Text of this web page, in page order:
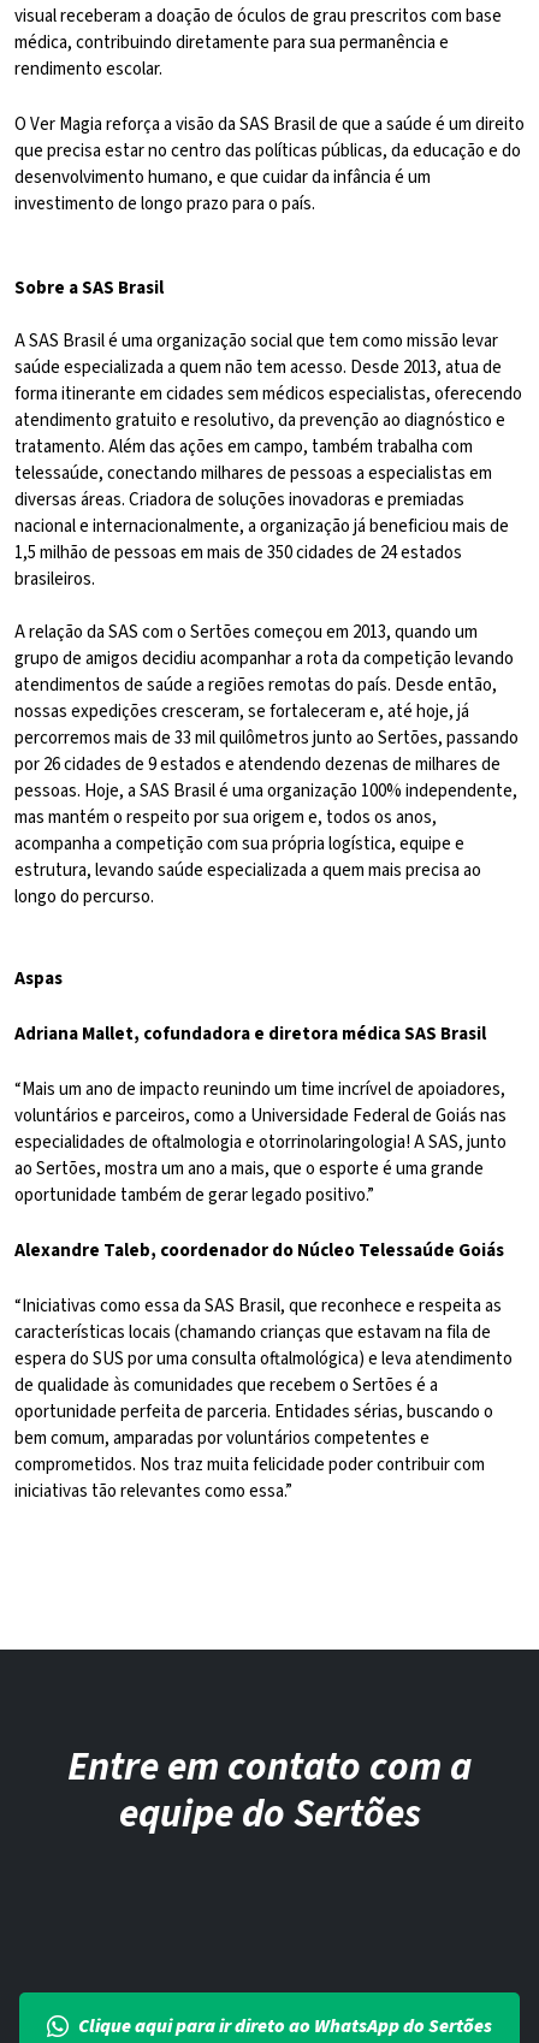
visual receberam a doação de óculos de grau prescritos com base
médica, contribuindo diretamente para sua permanência e
rendimento escolar.
O Ver Magia reforça a visão da SAS Brasil de que a saúde é um direito
que precisa estar no centro das políticas públicas, da educação e do
desenvolvimento humano, e que cuidar da infância é um
investimento de longo prazo para o país.
Sobre a SAS Brasil
A SAS Brasil é uma organização social que tem como missão levar
saúde especializada a quem não tem acesso. Desde 2013, atua de
forma itinerante em cidades sem médicos especialistas, oferecendo
atendimento gratuito e resolutivo, da prevenção ao diagnóstico e
tratamento. Além das ações em campo, também trabalha com
telessaúde, conectando milhares de pessoas a especialistas em
diversas áreas. Criadora de soluções inovadoras e premiadas
nacional e internacionalmente, a organização já beneficiou mais de
1,5 milhão de pessoas em mais de 350 cidades de 24 estados
brasileiros.
A relação da SAS com o Sertões começou em 2013, quando um
grupo de amigos decidiu acompanhar a rota da competição levando
atendimentos de saúde a regiões remotas do país. Desde então,
nossas expedições cresceram, se fortaleceram e, até hoje, já
percorremos mais de 33 mil quilômetros junto ao Sertões, passando
por 26 cidades de 9 estados e atendendo dezenas de milhares de
pessoas. Hoje, a SAS Brasil é uma organização 100% independente,
mas mantém o respeito por sua origem e, todos os anos,
acompanha a competição com sua própria logística, equipe e
estrutura, levando saúde especializada a quem mais precisa ao
longo do percurso.
Aspas
Adriana Mallet, cofundadora e diretora médica SAS Brasil
“Mais um ano de impacto reunindo um time incrível de apoiadores,
voluntários e parceiros, como a Universidade Federal de Goiás nas
especialidades de oftalmologia e otorrinolaringologia! A SAS, junto
ao Sertões, mostra um ano a mais, que o esporte é uma grande
oportunidade também de gerar legado positivo.”
Alexandre Taleb, coordenador do Núcleo Telessaúde Goiás
“Iniciativas como essa da SAS Brasil, que reconhece e respeita as
características locais (chamando crianças que estavam na fila de
espera do SUS por uma consulta oftalmológica) e leva atendimento
de qualidade às comunidades que recebem o Sertões é a
oportunidade perfeita de parceria. Entidades sérias, buscando o
bem comum, amparadas por voluntários competentes e
comprometidos. Nos traz muita felicidade poder contribuir com
iniciativas tão relevantes como essa.”
Entre em contato com a
equipe do Sertões
Clique aqui para ir direto ao WhatsApp do Sertões